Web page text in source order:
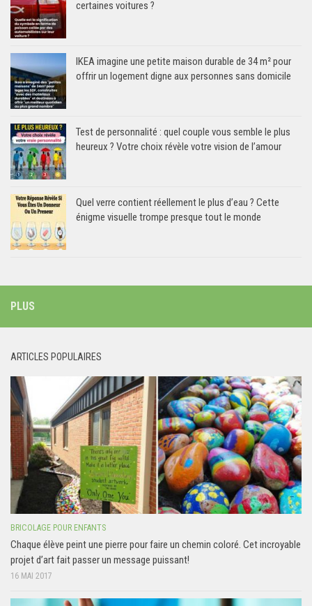
certaines voitures ?
IKEA imagine une petite maison durable de 34 m² pour
offrir un logement digne aux personnes sans domicile
Test de personnalité : quel couple vous semble le plus
heureux ? Votre choix révèle votre vision de l’amour
Quel verre contient réellement le plus d’eau ? Cette
énigme visuelle trompe presque tout le monde
PLUS
ARTICLES POPULAIRES
BRICOLAGE POUR ENFANTS
Chaque élève peint une pierre pour faire un chemin coloré. Cet incroyable
projet d’art fait passer un message puissant!
16 MAI 2017